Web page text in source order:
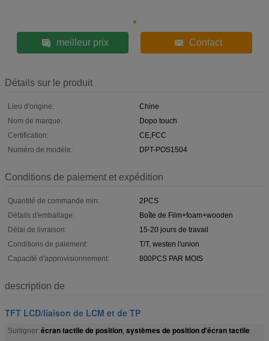
meilleur prix Contact
Détails sur le produit
Lieu d'origine:
Chine
Nom de marque:
Dopo touch
Certification:
CE,FCC
Numéro de modèle:
DPT-POS1504
Conditions de paiement et expédition
Quantité de commande min:
2PCS
Détails d'emballage:
Boîte de Film+foam+wooden
Délai de livraison:
15-20 jours de travail
Conditions de paiement:
T/T, westen l'union
Capacité d'approvisionnement:
800PCS PAR MOIS
description de
TFT LCD/liaison de LCM et de TP
Surligner: écran tactile de position, systèmes de position d'écran tactile